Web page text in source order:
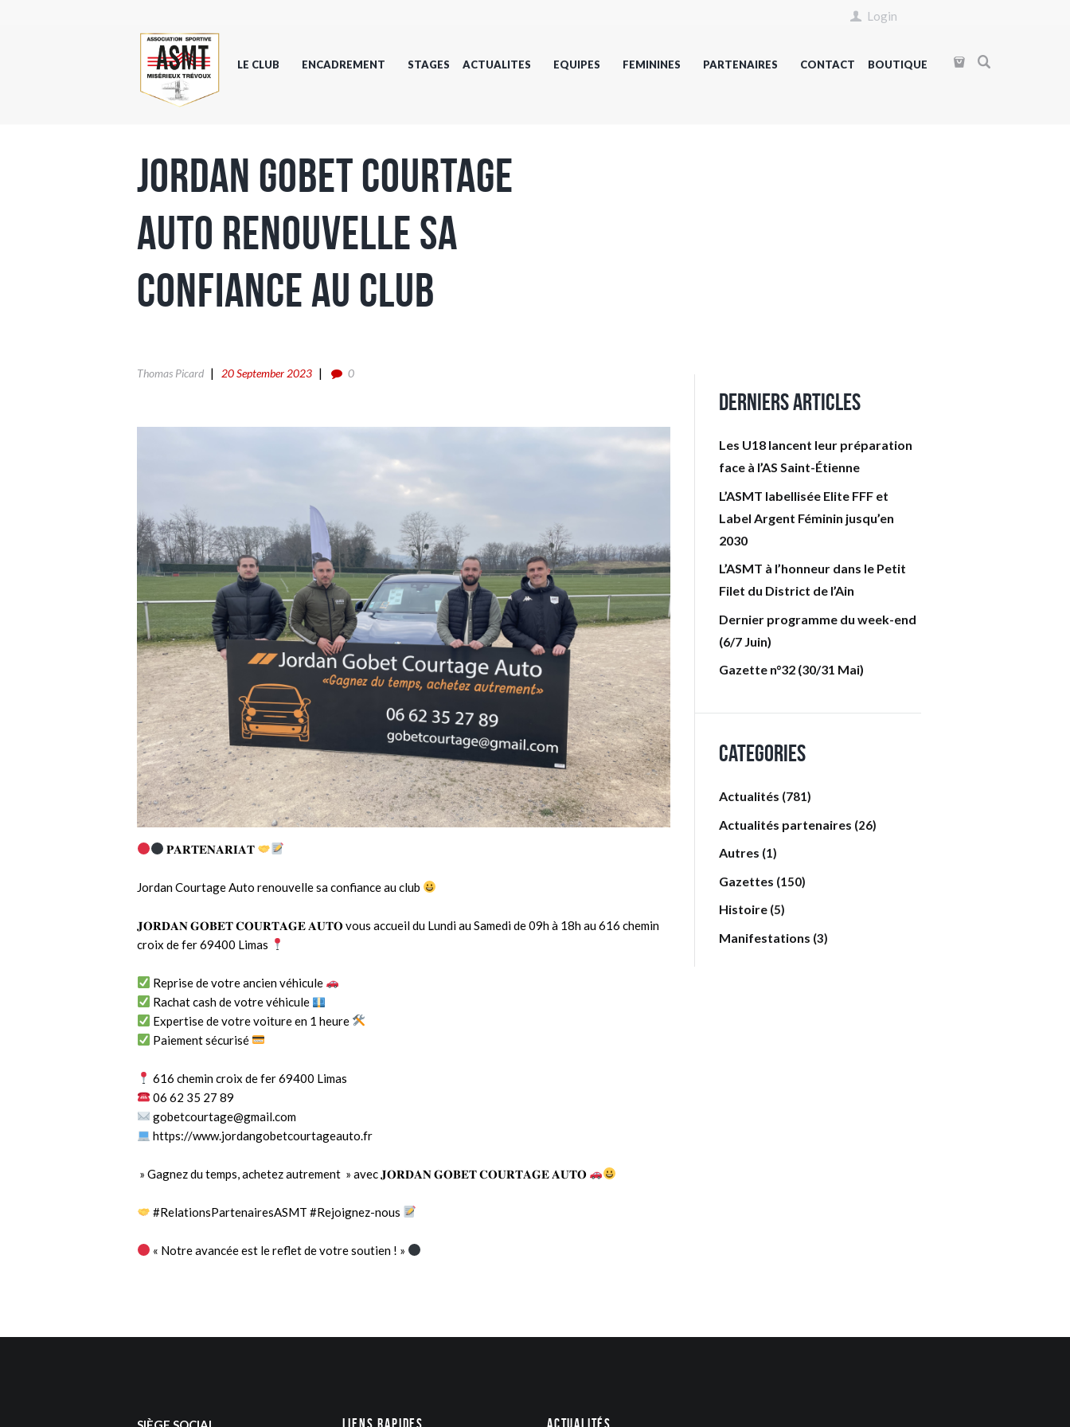
Login
LE CLUB ENCADREMENT STAGES ACTUALITES EQUIPES FEMININES PARTENAIRES CONTACT BOUTIQUE
Jordan Gobet Courtage
Auto renouvelle sa
confiance au club
Thomas Picard 20 September 2023 0
𝐏𝐀𝐑𝐓𝐄𝐍𝐀𝐑𝐈𝐀𝐓
Jordan Courtage Auto renouvelle sa confiance au club
𝐉𝐎𝐑𝐃𝐀𝐍 𝐆𝐎𝐁𝐄𝐓 𝐂𝐎𝐔𝐑𝐓𝐀𝐆𝐄 𝐀𝐔𝐓𝐎 vous accueil du Lundi au Samedi de 09h à 18h au 616 chemin
croix de fer 69400 Limas
Reprise de votre ancien véhicule
Rachat cash de votre véhicule
Expertise de votre voiture en 1 heure
Paiement sécurisé
616 chemin croix de fer 69400 Limas
06 62 35 27 89
gobetcourtage@gmail.com
https://www.jordangobetcourtageauto.fr
» Gagnez du temps, achetez autrement » avec 𝐉𝐎𝐑𝐃𝐀𝐍 𝐆𝐎𝐁𝐄𝐓 𝐂𝐎𝐔𝐑𝐓𝐀𝐆𝐄 𝐀𝐔𝐓𝐎
#RelationsPartenairesASMT #Rejoignez-nous
« Notre avancée est le reflet de votre soutien ! »
Derniers articles
Les U18 lancent leur préparation
face à l’AS Saint-Étienne
L’ASMT labellisée Elite FFF et
Label Argent Féminin jusqu’en
2030
L’ASMT à l’honneur dans le Petit
Filet du District de l’Ain
Dernier programme du week-end
(6/7 Juin)
Gazette n°32 (30/31 Mai)
Categories
Actualités (781)
Actualités partenaires (26)
Autres (1)
Gazettes (150)
Histoire (5)
Manifestations (3)
Liens rapides Actualités